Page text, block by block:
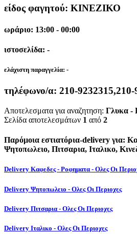
είδος φαγητού: ΚΙΝΕΖΙΚΟ
ωράριο: 13:00 - 00:00
ιστοσελίδα: -
ελάχιστη παραγγελία: -
τηλέφωνο/α: 210-9232315,210-
Αποτελεσματα για αναζητηση: Γλυκα -
Σελίδα αποτελεσμάτων 1 από 2
Παρόμοια εστιατόρια-delivery για:
Ψητοπωλειο, Πιτσαρια, Ιταλικο,
Delivery Καφεδες - Ροφηματα - Ολες Οι
Delivery Ψητοπωλειο - Ολες Οι Περιοχες
Delivery Πιτσαρια - Ολες Οι Περιοχες
Delivery Ιταλικο - Ολες Οι Περιοχες